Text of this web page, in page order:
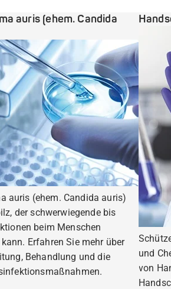
auris (ehem. Candida
auris (ehem. Candida auris)
der schwerwiegende bis
beim Menschen
Erfahren Sie mehr über
Behandlung und die
und
von